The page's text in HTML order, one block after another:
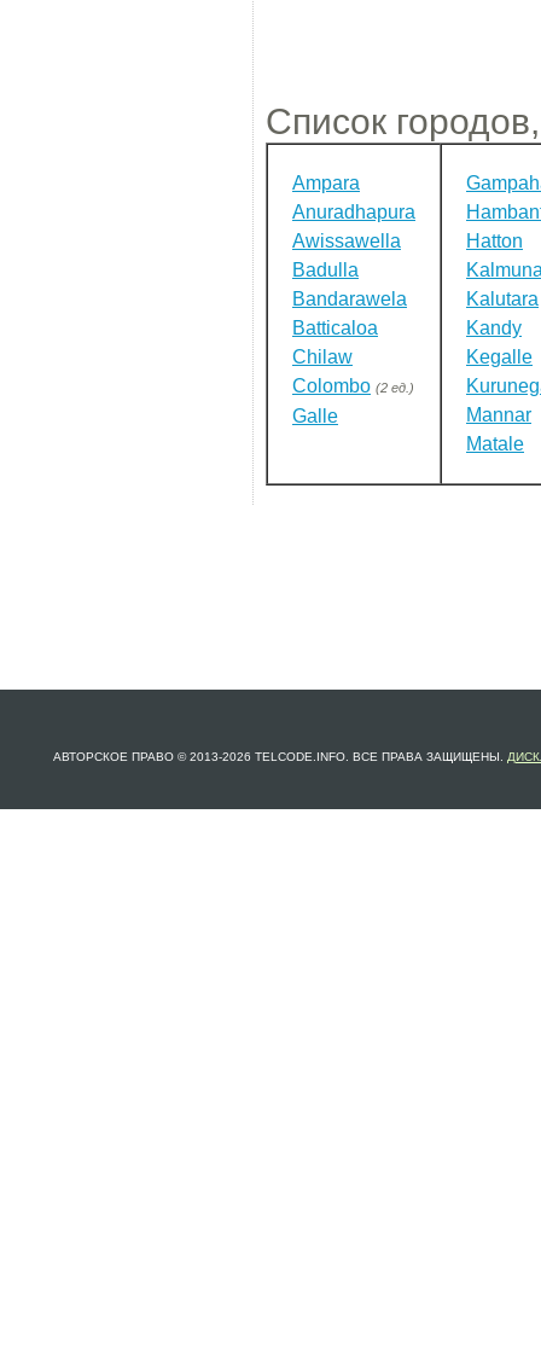
Список
Ampara
Anuradhapura
Awissawella
Badulla
Bandarawela
Batticaloa
Chilaw
Colombo (2 ед.)
Galle
Hatton
Kalutara
Kandy
Kegalle
Mannar
Matale
АВТОРСКОЕ ПРАВО © 2013-2026 TELCODE.INFO. ВСЕ ПРАВА ЗАЩИЩЕНЫ.